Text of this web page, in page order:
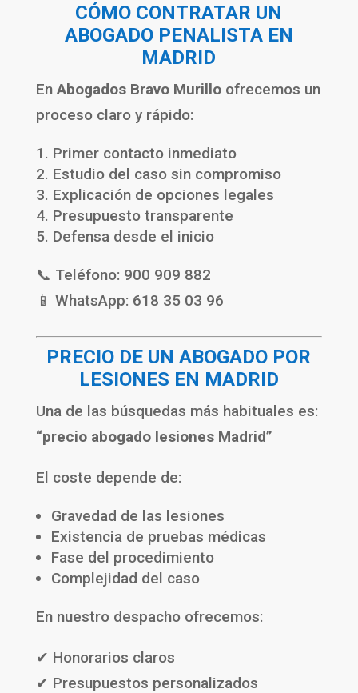
CÓMO CONTRATAR UN
ABOGADO PENALISTA EN
MADRID
En Abogados Bravo Murilloofrecemos un
proceso claro y rápido:
Primer contacto inmediato
Estudio del caso sin compromiso
Explicación de opciones legales
Presupuesto transparente
Defensa desde el inicio
📞 Teléfono: 900 909 882
📱 WhatsApp: 618 35 03 96
PRECIO DE UN ABOGADO POR
LESIONES EN MADRID
Una de las búsquedas más habituales es:
“precio abogado lesiones Madrid”
El coste depende de:
Gravedad de las lesiones
Existencia de pruebas médicas
Fase del procedimiento
Complejidad del caso
En nuestro despacho ofrecemos:
✔ Honorarios claros
✔ Presupuestos personalizados